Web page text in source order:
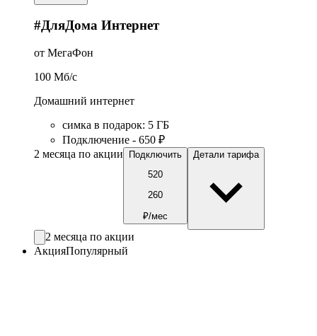
#ДляДома Интернет
от МегаФон
100 Мб/c
Домашний интернет
симка в подарок: 5 ГБ
Подключение - 650 ₽
2 месяца по акции
Подключить
520
260
₽/мес
Детали тарифа
2 месяца по акции
АкцияПопулярный